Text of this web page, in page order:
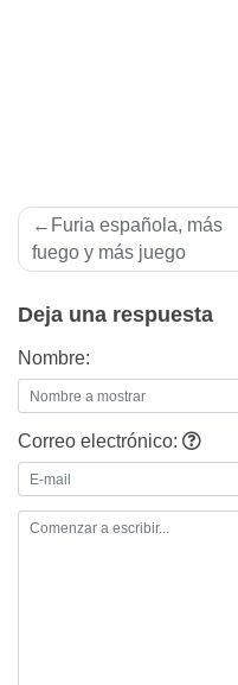
Navegación
de
Furia española, más
fuego y más juego
Deja una respuesta
Nombre:
Correo electrónico: